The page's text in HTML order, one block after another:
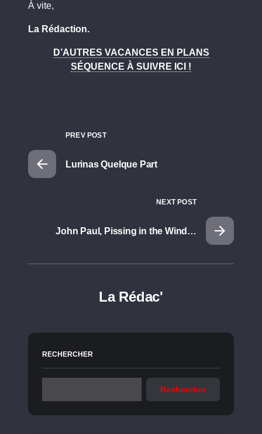
À vite,
La Rédaction.
D’AUTRES VACANCES EN PLANS
SÉQUENCE À SUIVRE ICI !
PREV POST
Lurinas Quelque Part
NEXT POST
John Paul, Pissing in the Wind…
La Rédac'
RECHERCHER
Rechercher